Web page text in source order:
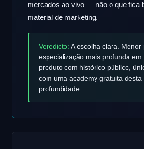
mercados ao vivo — não o que fica
material de marketing.
Veredicto: A escolha clara. Menor
especialização mais profunda em
produto com histórico público,
com uma academy gratuita desta
profundidade.